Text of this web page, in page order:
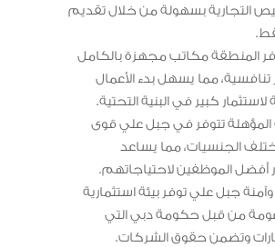
التجارية بسهولة من خلال تقديم
المنطقة مكاتب مجهزة بالكامل
مما يسهل بدء الأعمال
كبير في البنية التحتية.
المؤهلة تتوفر في جبل علي قوى
الجنسيات، مما يساعد
أفضل الموظفين لاحتياجاتهم.
جبل علي توفر بيئة استثمارية
من قبل حكومة دبي التي
وتضمن حقوق الشركات.